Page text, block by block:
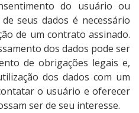
do usuário ou
seus dados é necessário
de um contrato assinado.
dos dados pode ser
de obrigações legais e,
dos dados com um
o usuário e oferecer
ser de seu interesse.